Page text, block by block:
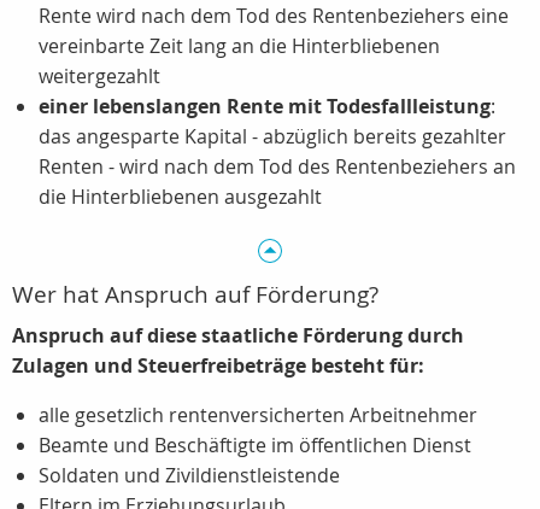
Rente wird nach dem Tod des Rentenbeziehers eine
vereinbarte Zeit lang an die Hinterbliebenen
weitergezahlt
einer lebenslangen Rente mit Todesfallleistung:
das angesparte Kapital - abzüglich bereits gezahlter
Renten - wird nach dem Tod des Rentenbeziehers an
die Hinterbliebenen ausgezahlt
Wer hat Anspruch auf Förderung?
Anspruch auf diese staatliche Förderung durch
Zulagen und Steuerfreibeträge besteht für:
alle gesetzlich rentenversicherten Arbeitnehmer
Beamte und Beschäftigte im öffentlichen Dienst
Soldaten und Zivildienstleistende